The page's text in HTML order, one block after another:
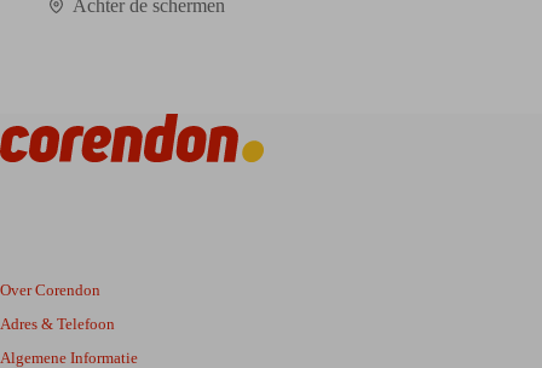
Achter de schermen
Over Corendon
Adres & Telefoon
Algemene Informatie